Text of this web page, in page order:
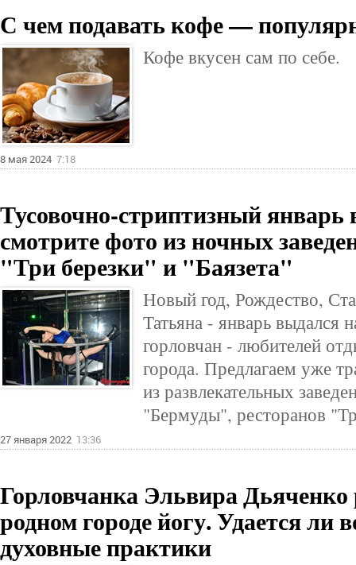
С чем подавать кофе —
Кофе вкусен сам по себе.
8 мая 2024 7:18
Тусовочно-стриптизный январь
смотрите фото из ночных
"Три березки" и "Баязета"
Новый год, Рождество,
Татьяна - январь выдался
горловчан - любителей
города. Предлагаем уже
из развлекательных
"Бермуды", ресторанов
27 января 2022 13:36
Горловчанка Эльвира Дьяченко
родном городе йогу. Удается ли
духовные практики